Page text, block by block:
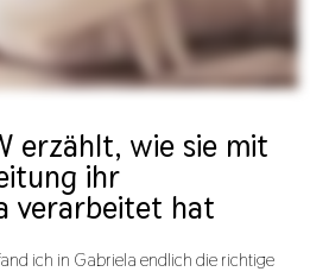
erzählt, wie sie mit
ihr
verarbeitet hat
ich in Gabriela endlich die richtige